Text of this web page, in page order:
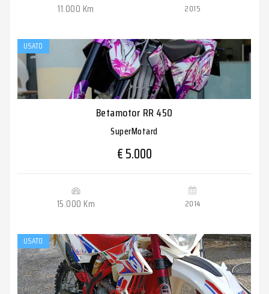
11.000 Km 2015
USATO
Betamotor RR 450
SuperMotard
€ 5.000
15.000 Km 2014
USATO